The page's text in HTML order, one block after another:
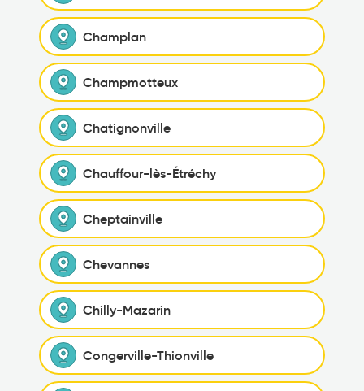
Champlan
Champmotteux
Chatignonville
Chauffour-lès-Étréchy
Cheptainville
Chevannes
Chilly-Mazarin
Congerville-Thionville